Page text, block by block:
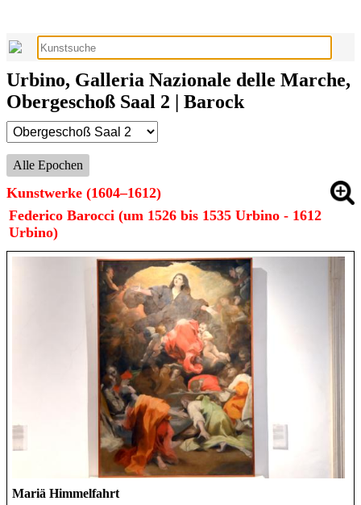
Urbino, Galleria Nazionale delle Marche,
Obergeschoß Saal 2 | Barock
Alle Epochen
Kunstwerke (1604–1612)
Federico Barocci (um 1526 bis 1535 Urbino - 1612
Urbino)
Mariä Himmelfahrt